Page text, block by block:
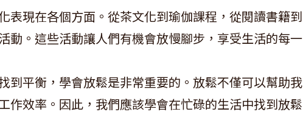
表現在各個方面。從茶文化到瑜伽課程，從閱讀書籍到
動。這些活動讓人們有機會放慢腳步，享受生活的每一
到平衡，學會放鬆是非常重要的。放鬆不僅可以幫助我
作效率。因此，我們應該學會在忙碌的生活中找到放鬆